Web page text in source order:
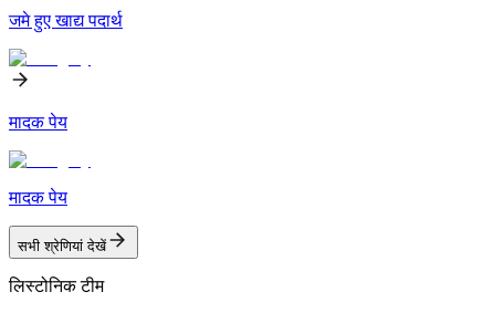
जमे हुए खाद्य पदार्थ
मादक पेय
मादक पेय
सभी श्रेणियां देखें
लिस्टोनिक टीम